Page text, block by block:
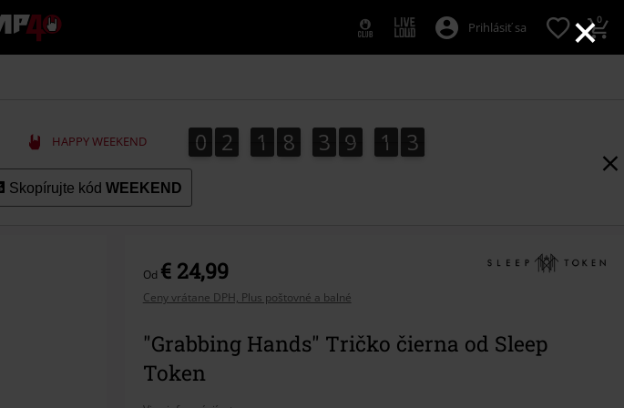
×
EMP
-
Hudba,
Merch
hráčov,
Alternatívna
Prihlásiť sa 0
HAPPY WEEKEND 0
0 2
2 1
1 8
8 3
3 9
9 1
1 1
2
1
3
2
Skopírujte kód WEEKEND
Od € 24,99
Ceny vrátane DPH, Plus poštovné a balné
"Grabbing Hands" Tričko čierna od Sleep
Token